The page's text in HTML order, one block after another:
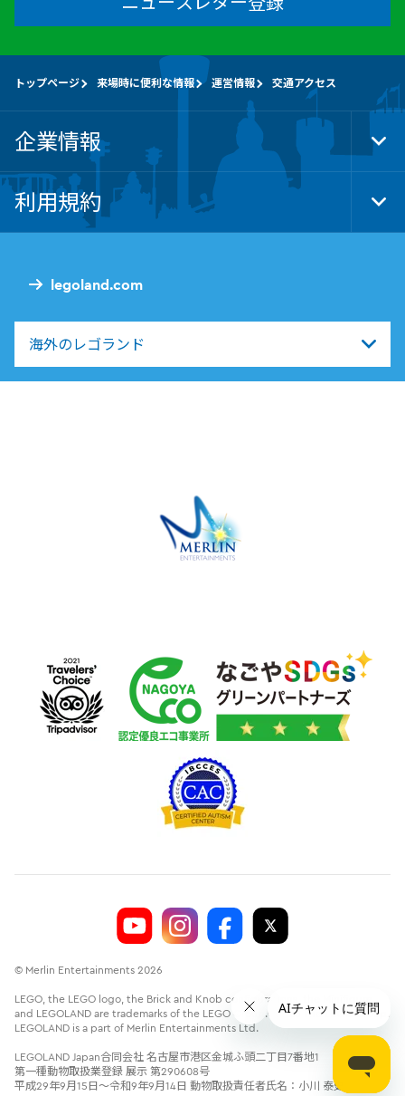
legoland.com
海外のレゴランド
トップページ 来場時に便利な情報 運営情報 交通アクセス
企業情報
利用規約
© Merlin Entertainments 2026
LEGO, the LEGO logo, the Brick and Knob configurations, the Minifigure
and LEGOLAND are trademarks of the LEGO Group.©2026 The LEGO Group.
LEGOLAND is a part of Merlin Entertainments Ltd.
LEGOLAND Japan合同会社 名古屋市港区金城ふ頭二丁目7番地1
第一種動物取扱業登録 展示 第290608号
平成29年9月15日～令和9年9月14日 動物取扱責任者氏名：小川 泰史